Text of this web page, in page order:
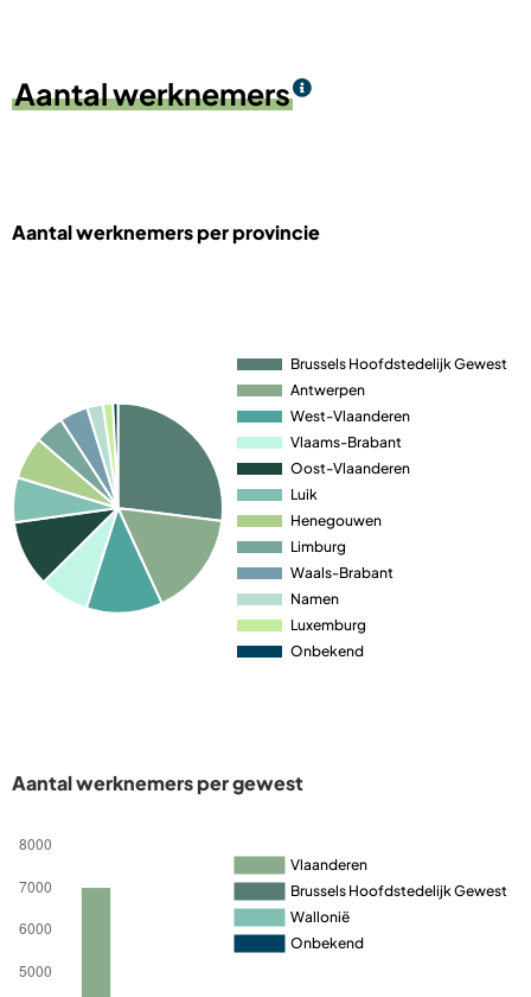
Aantal werknemers
Aantal werknemers per provincie
Aantal werknemers per gewest